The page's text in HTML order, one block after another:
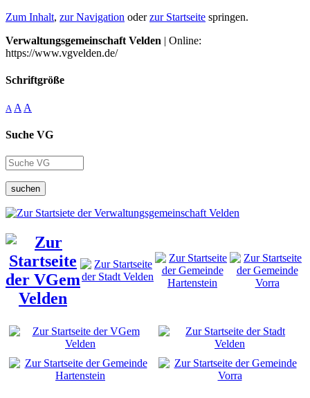
Zum Inhalt, zur Navigation oderzur Startseite springen.
Verwaltungsgemeinschaft Velden | Online:
https://www.vgvelden.de/
Schriftgröße
A A A
Suche VG
suchen